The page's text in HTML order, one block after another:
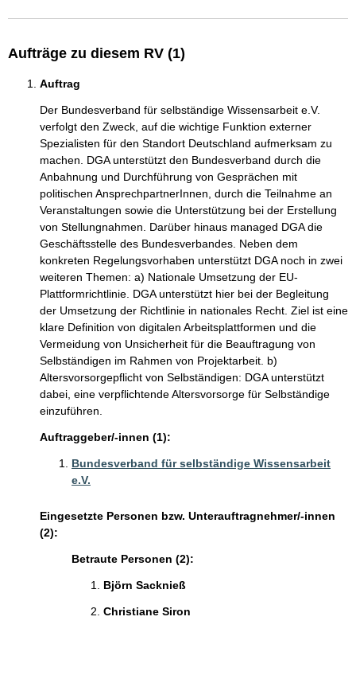
Aufträge zu diesem RV (1)
Auftrag
Der Bundesverband für selbständige Wissensarbeit e.V.
verfolgt den Zweck, auf die wichtige Funktion externer
Spezialisten für den Standort Deutschland aufmerksam zu
machen. DGA unterstützt den Bundesverband durch die
Anbahnung und Durchführung von Gesprächen mit
politischen AnsprechpartnerInnen, durch die Teilnahme an
Veranstaltungen sowie die Unterstützung bei der Erstellung
von Stellungnahmen. Darüber hinaus managed DGA die
Geschäftsstelle des Bundesverbandes. Neben dem
konkreten Regelungsvorhaben unterstützt DGA noch in zwei
weiteren Themen: a) Nationale Umsetzung der EU-
Plattformrichtlinie. DGA unterstützt hier bei der Begleitung
der Umsetzung der Richtlinie in nationales Recht. Ziel ist eine
klare Definition von digitalen Arbeitsplattformen und die
Vermeidung von Unsicherheit für die Beauftragung von
Selbständigen im Rahmen von Projektarbeit. b)
Altersvorsorgepflicht von Selbständigen: DGA unterstützt
dabei, eine verpflichtende Altersvorsorge für Selbständige
einzuführen.
Auftraggeber/-innen (1):
Bundesverband für selbständige Wissensarbeit
e.V.
Eingesetzte Personen bzw. Unterauftragnehmer/-innen
(2):
Betraute Personen (2):
Björn Sacknieß
Christiane Siron